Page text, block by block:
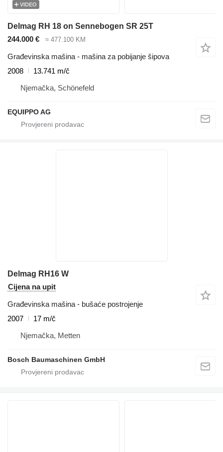
VIDEO
Delmag RH 18 on Sennebogen SR 25T
244.000 €
≈ 477.100 KM
Građevinska mašina - mašina za pobijanje šipova
2008
13.741 m/č
Njemačka, Schönefeld
EQUIPPO AG
Delmag RH16 W
Cijena na upit
Građevinska mašina - bušaće postrojenje
2007
17 m/č
Njemačka, Metten
Bosch Baumaschinen GmbH